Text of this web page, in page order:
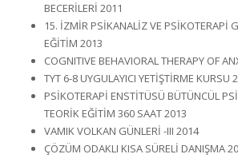
BECERİLERİ 2011
15. İZMİR PSİKANALİZ VE PSİKOTERAPİ
EĞİTİM 2013
COGNITIVE BEHAVIORAL THERAPY OF
TYT 6-8 UYGULAYICI YETİŞTİRME KURSU
PSİKOTERAPİ ENSTİTÜSÜ BÜTÜNCÜL
TEORİK EĞİTİM 360 SAAT 2013
VAMIK VOLKAN GÜNLERİ -III 2014
ÇÖZÜM ODAKLI KISA SÜRELİ DANIŞMA